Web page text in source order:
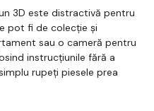
3D este distractivă pentru
pot fi de colecție și
sau o cameră pentru
instrucțiunile fără a
rupeți piesele prea